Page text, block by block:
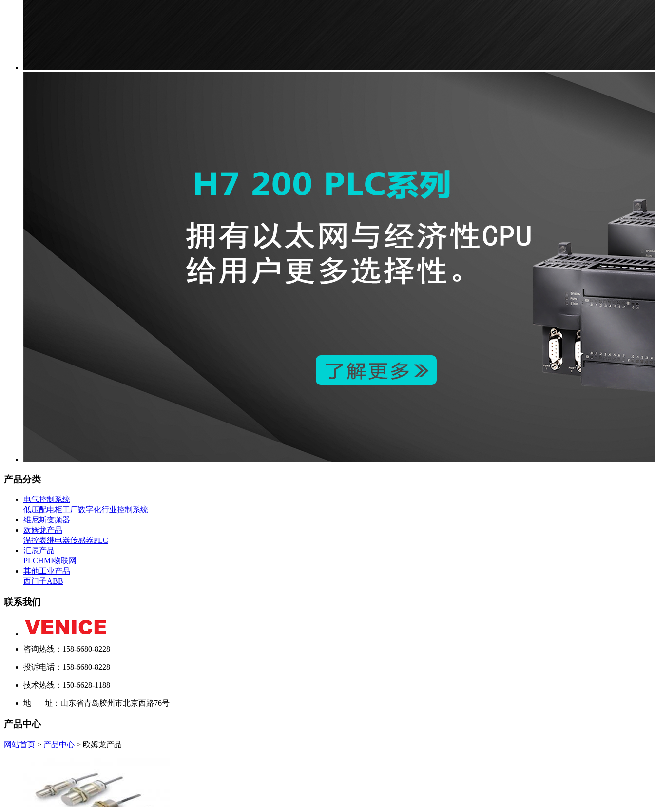
产品分类
电气控制系统
低压配电柜工厂数字化行业控制系统
维尼斯变频器
欧姆龙产品
温控表继电器传感器PLC
汇辰产品
PLCHMI物联网
其他工业产品
西门子ABB
联系我们
咨询热线：158-6680-8228
投诉电话：158-6680-8228
技术热线：150-6628-1188
地 址：山东省青岛胶州市北京西路76号
产品中心
网站首页 > 产品中心 > 欧姆龙产品